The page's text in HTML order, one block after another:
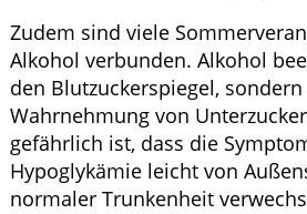
Zudem sind viele
Alkohol verbunden. Alkohol
den Blutzuckerspiegel,
Wahrnehmung von
gefährlich ist, dass die
Hypoglykämie leicht von
normaler Trunkenheit